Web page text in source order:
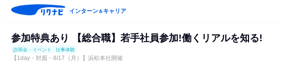
インターン＆キャリア
参加特典あり 【総合職】若手社員参加!働くリアルを知る!
説明会・イベント 仕事体験
【1day・対面・8/17（月）】浜松本社開催